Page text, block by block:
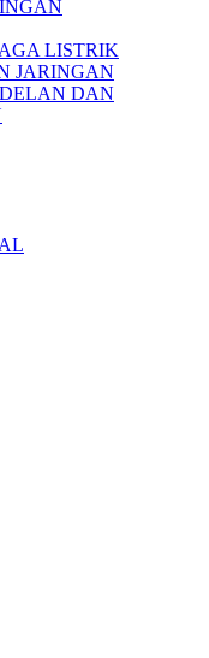
LISTRIK
JARINGAN
DAN